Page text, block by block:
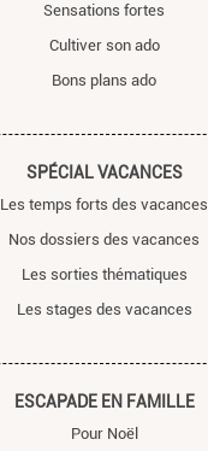
Sensations fortes
Cultiver son ado
Bons plans ado
SPÉCIAL VACANCES
Les temps forts des vacances
Nos dossiers des vacances
Les sorties thématiques
Les stages des vacances
ESCAPADE EN FAMILLE
Pour Noël